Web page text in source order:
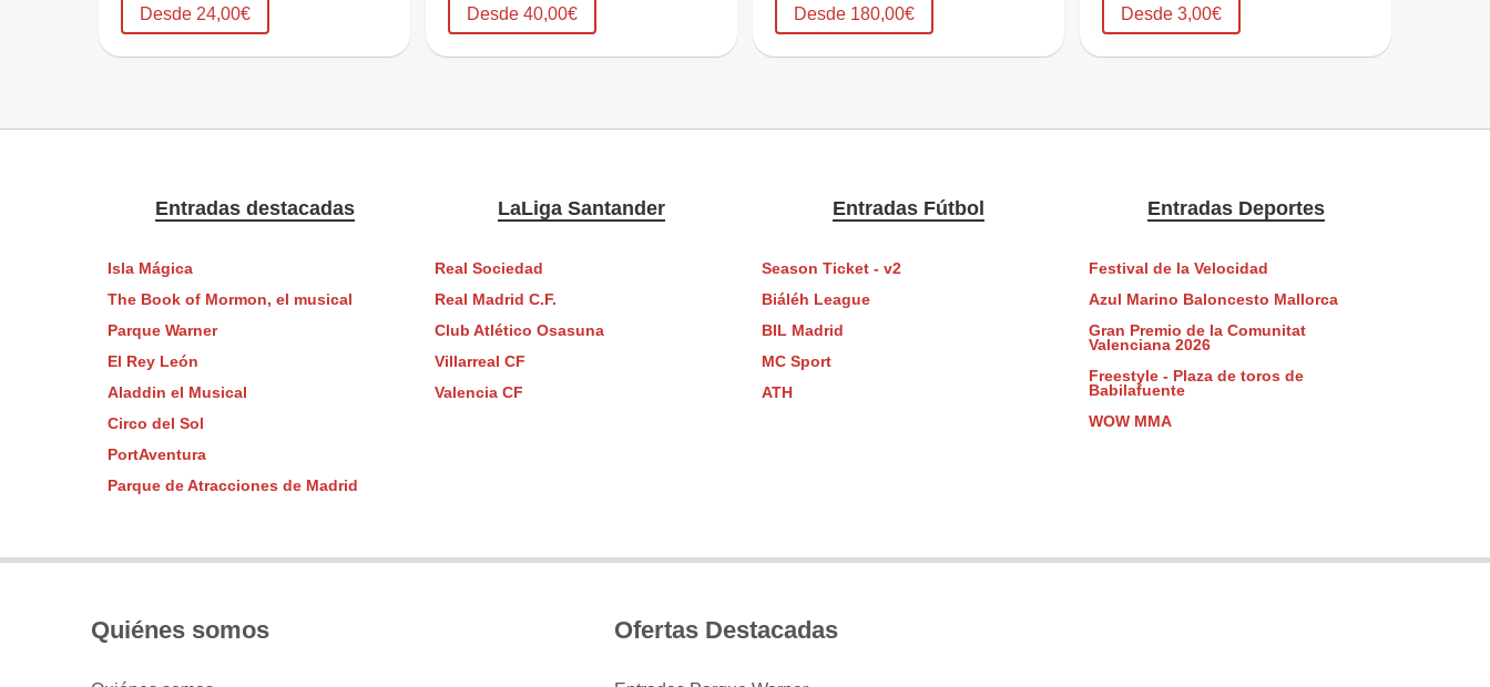
Desde 24,00€ Desde 40,00€ Desde 180,00€ Desde 3,00€
Entradas destacadas
Isla Mágica
The Book of Mormon, el musical
Parque Warner
El Rey León
Aladdin el Musical
Circo del Sol
PortAventura
Parque de Atracciones de Madrid
LaLiga Santander
Real Sociedad
Real Madrid C.F.
Club Atlético Osasuna
Villarreal CF
Valencia CF
Entradas Fútbol
Season Ticket - v2
Biáléh League
BIL Madrid
MC Sport
ATH
Entradas Deportes
Festival de la Velocidad
Azul Marino Baloncesto Mallorca
Gran Premio de la Comunitat
Valenciana 2026
Freestyle - Plaza de toros de
Babilafuente
WOW MMA
Quiénes somos Ofertas Destacadas